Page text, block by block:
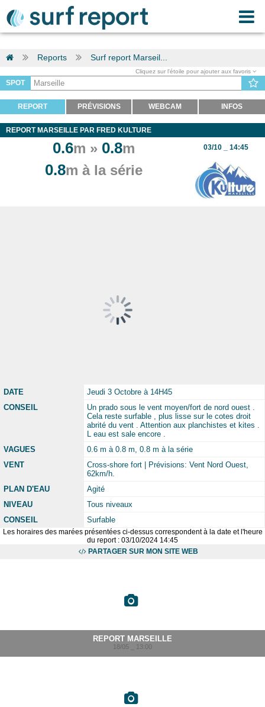
Reports Surf report Marseil...
Cliquez sur l'étoile pour ajouter aux favoris
SPOT
REPORT PRÉVISIONS WEBCAM INFOS
REPORT MARSEILLE PAR FRED KULTURE
0.6m » 0.8m
0.8m à la série
03/10 _ 14:45
DATE
Jeudi 3 Octobre à 14H45
CONSEIL
Un prado sous le vent moyen/fort de nord ouest .
Cela reste surfable , plus lisse sur le cotes droit
abrité du vent . Attention aux planchistes et kites .
L eau est sale encore .
VAGUES
0.6 m à 0.8 m, 0.8 m à la série
VENT
Cross-shore fort | Prévisions: Vent Nord Ouest,
62km/h.
PLAN D'EAU
Agité
NIVEAU
Tous niveaux
CONSEIL
Surfable
Les horaires des marées présentées ci-dessus correspondent à la date et l'heure
du report : 03/10/2024 14:45
PARTAGER SUR MON SITE WEB
REPORT MARSEILLE
18/05 _ 13:00